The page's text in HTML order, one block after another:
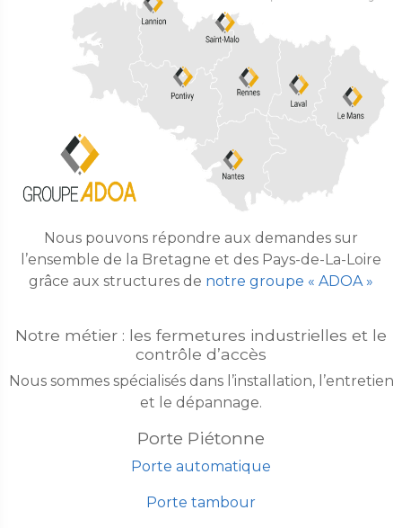
Nous pouvons répondre aux demandes sur
l’ensemble de la Bretagne et des Pays-de-La-Loire
grâce aux structures de notre groupe « ADOA »
Notre métier : les fermetures industrielles et le
contrôle d’accès
Nous sommes spécialisés dans l’installation, l’entretien
et le dépannage.
Porte Piétonne
Porte automatique
Porte tambour